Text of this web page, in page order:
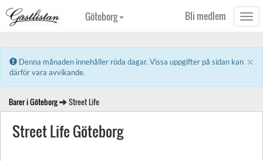
Bli medlem
Göteborg
×
Error:
Denna månaden innehåller röda dagar. Vissa uppgifter på sidan kan
därför vara avvikande.
Barer i Göteborg Street Life
Street Life Göteborg